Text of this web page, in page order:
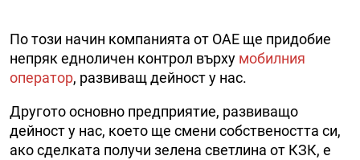
По този начин компанията от ОАЕ ще придобие
непряк едноличен контрол върху мобилния
оператор, развиващ дейност у нас.
Другото основно предприятие, развиващо
дейност у нас, което ще смени собствеността си,
ако сделката получи зелена светлина от КЗК, е